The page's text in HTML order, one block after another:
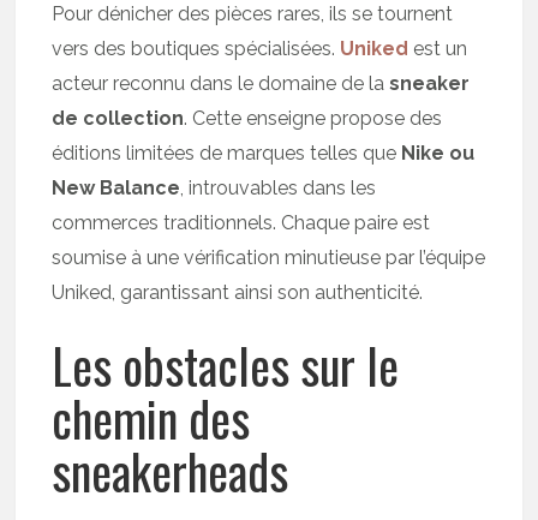
Pour dénicher des pièces rares, ils se tournent
vers des boutiques spécialisées. Uniked est un
acteur reconnu dans le domaine de lasneaker
de collection. Cette enseigne propose des
éditions limitées de marques telles que Nike ou
New Balance, introuvables dans les
commerces traditionnels. Chaque paire est
soumise à une vérification minutieuse par l’équipe
Uniked, garantissant ainsi son authenticité.
Les obstacles sur le
chemin des
sneakerheads